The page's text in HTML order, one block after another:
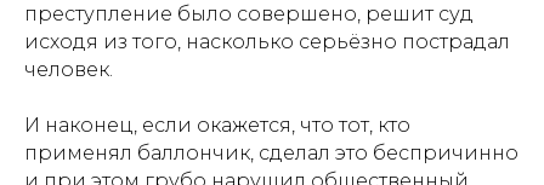
преступление было совершено, решит суд
исходя из того, насколько серьёзно пострадал
человек.
И наконец, если окажется, что тот, кто
применял баллончик, сделал это беспричинно